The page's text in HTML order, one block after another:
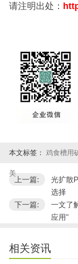
请注明出处：
本文标签： 鸡食槽用
美
上一篇:
光扩散
选择
下一篇:
一文了
应用"
相关资讯